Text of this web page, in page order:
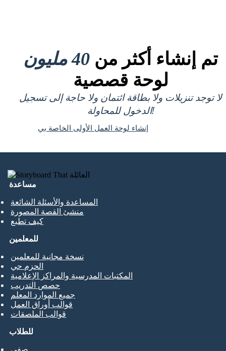
تم إنشاء أكثر من 40 مليون
لوحة قصصية
لا توجد تنزيلات ولا بطاقة ائتمان ولا حاجة إلى تسجيل
الدخول للمحاولة!
إنشاء لوحة العمل الأولى الخاصة بي
مساعدة
المساعدة والأسئلة الشائعة
منشئ القصة المصورة
كيف تطبع
للطلاب
صفي
للمعلمين
نسخة مجانية للمعلمين
الحزم حي
المكتبات المدرسية والمراكز الإعلامية
حصص التدريب
جميع الموارد المعلم
قوالب أوراق العمل
قوالب الملصقات